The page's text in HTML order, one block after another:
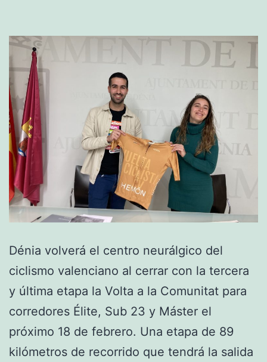
23
y
Dénia volverá el centro neurálgico del
ciclismo valenciano al cerrar con la tercera
y última etapa la Volta a la Comunitat para
corredores Élite, Sub 23 y Máster el
próximo 18 de febrero. Una etapa de 89
kilómetros de recorrido que tendrá la salida